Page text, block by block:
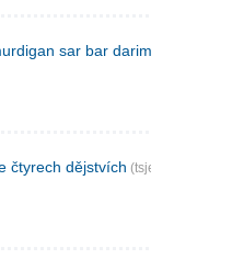
sar bar darim
čtyrech dějstvích (tsjekkisk)